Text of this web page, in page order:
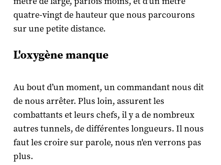
quatre-vingt de hauteur que nous parcourons
sur une petite distance.
L'oxygène manque
Au bout d’un moment, un commandant nous dit
de nous arrêter. Plus loin, assurent les
combattants et leurs chefs, il y a de nombreux
autres tunnels, de différentes longueurs. Il nous
faut les croire sur parole, nous n'en verrons pas
plus.